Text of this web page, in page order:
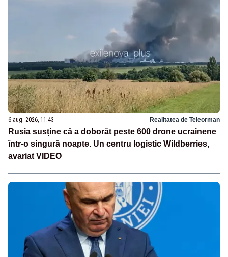
6 aug. 2026, 11:43 Realitatea de Teleorman
Rusia susține că a doborât peste 600 drone ucrainene
într-o singură noapte. Un centru logistic Wildberries,
avariat VIDEO